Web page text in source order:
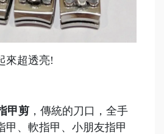
來超透亮!
甲剪 ，傳統的刀口，全手
甲、軟指甲、小朋友指甲